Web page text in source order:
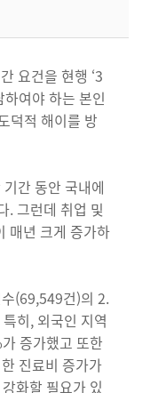
요건을 현행 ‘3
여야 하는 본인
덕적 해이를 방
간 동안 국내에
. 그런데 취업 및
매년 크게 증가하
(69,549건)의 2.
히, 외국인 지역
증가했고 또한
진료비 증가가
화할 필요가 있